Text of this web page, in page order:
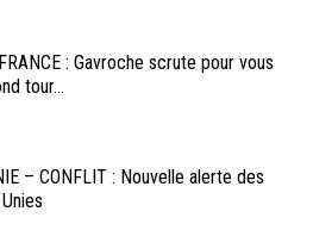
: Gavroche scrute pour vous
tour...
– CONFLIT : Nouvelle alerte des